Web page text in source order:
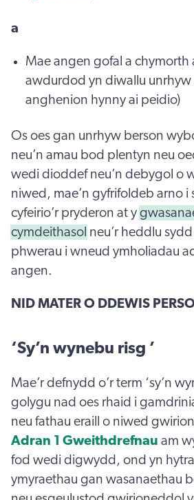
a
Mae angen gofal a chymorth
awdurdod yn diwallu unrhyw
anghenion hynny ai peidio)
Os oes gan unrhyw berson
neu’n amau bod plentyn neu
wedi dioddef neu’n debygol o
niwed, mae’n gyfrifoldeb arno i
cyfeirio’r pryderon at y
cymdeithasol neu’r heddlu
phwerau i wneud ymholiadau
angen.
NID MATER O DDEWIS
‘Sy’n wynebu risg ’
Mae’r defnydd o’r term ‘sy’n
golygu nad oes rhaid i
neu fathau eraill o niwed
Adran 1 Gweithdrefnau am
fod wedi digwydd, ond yn
ymyraethau gan wasanaethau